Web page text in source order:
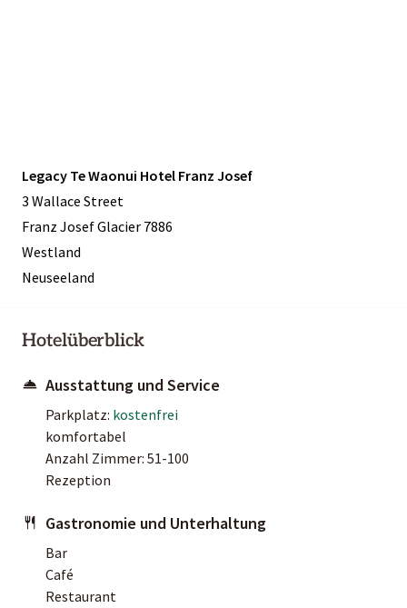
Legacy Te Waonui Hotel Franz Josef
3 Wallace Street
Franz Josef Glacier 7886
Westland
Neuseeland
Hotelüberblick
Ausstattung und Service
Parkplatz: kostenfrei
komfortabel
Anzahl Zimmer: 51-100
Rezeption
Gastronomie und Unterhaltung
Bar
Café
Restaurant